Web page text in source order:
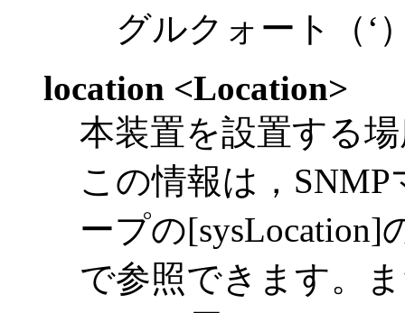
グルクォート（‘
location <Location>
本装置を設置する
この情報は，
ープの
で参照できます。